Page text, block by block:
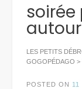
LES PETITS
GOGOPÉDAGO >
POSTED ON 11